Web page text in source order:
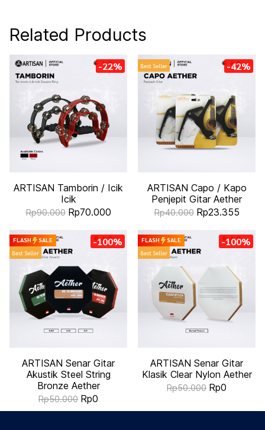
Related Products
-22%
ARTISAN Tamborin / Icik
Icik
Rp90.000 Rp70.000
Best Seller -42%
ARTISAN Capo / Kapo
Penjepit Gitar Aether
Rp40.000 Rp23.355
FLASH
SALE
Best Seller
-100%
ARTISAN Senar Gitar
Akustik Steel String
Bronze Aether
Rp50.000 Rp0
FLASH
SALE
Best Seller
-100%
ARTISAN Senar Gitar
Klasik Clear Nylon Aether
Rp50.000 Rp0